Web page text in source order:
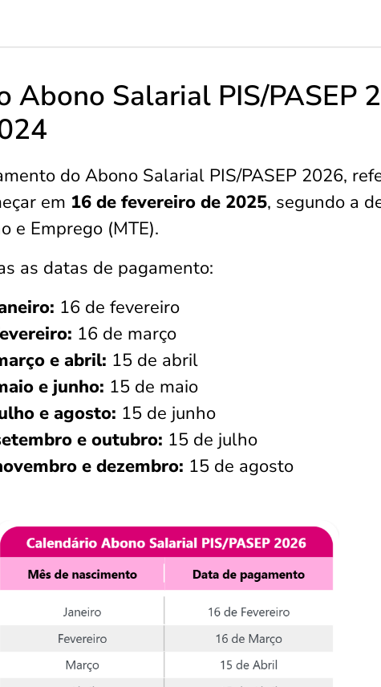
Abono Salarial PIS/PASEP
do Abono Salarial PIS/PASEP 2026,
em 16 de fevereiro de 2025, segundo a
e Emprego (MTE).
as datas de pagamento:
16 de fevereiro
16 de março
e abril: 15 de abril
e junho: 15 de maio
e agosto: 15 de junho
e outubro: 15 de julho
e dezembro: 15 de agosto